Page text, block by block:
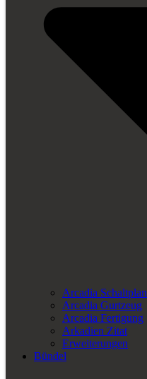
Arcadia Schaltplan
Arcadia Gurtzeug
Arcadia Fertigung
Arkadien Zitat
Erweiterungen
Bündel